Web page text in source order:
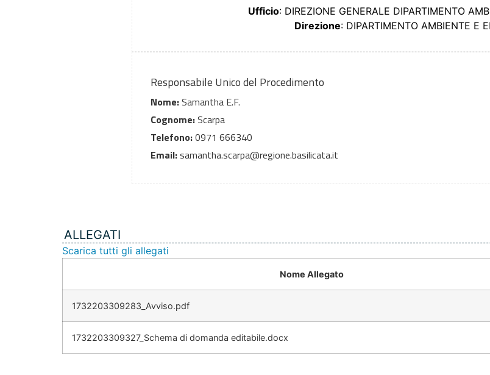
Ufficio: DIREZIONE GENERALE DIPARTIMENTO
Direzione: DIPARTIMENTO AMBIENTE E
Responsabile Unico del Procedimento
Nome:Samantha E.F.
Cognome:Scarpa
Telefono:0971 666340
Email:samantha.scarpa@regione.basilicata.it
ALLEGATI
Scarica tutti gli allegati
Nome Allegato
1732203309283_Avviso.pdf
1732203309327_Schema di domanda editabile.docx